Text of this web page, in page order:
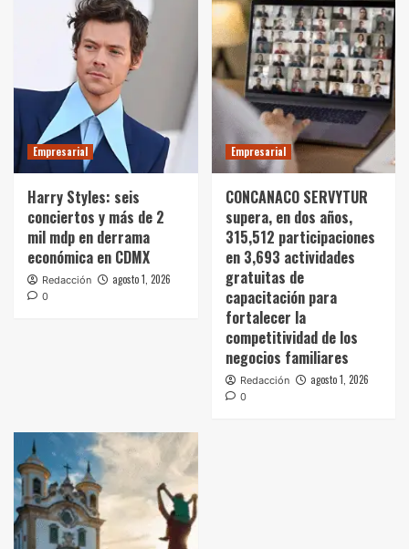
Empresarial
Harry Styles: seis
conciertos y más de 2
mil mdp en derrama
económica en CDMX
Redacción agosto 1, 2026
0
Empresarial
CONCANACO SERVYTUR
supera, en dos años,
315,512 participaciones
en 3,693 actividades
gratuitas de
capacitación para
fortalecer la
competitividad de los
negocios familiares
Redacción agosto 1, 2026
0